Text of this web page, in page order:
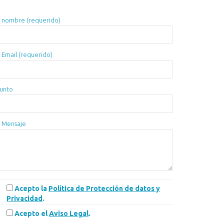
nombre (requerido)
Email (requerido)
Mensaje
Acepto la Política de Protección de datos y
Privacidad .
Acepto elAviso Legal.